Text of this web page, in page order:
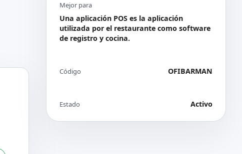
Mejor para
Una aplicación POS es la aplicación
utilizada por el restaurante como software
de registro y cocina.
Código OFIBARMAN
Estado Activo